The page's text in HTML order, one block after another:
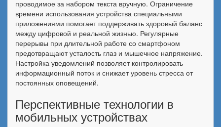
проводимое за набором текста вручную. Ограничение
времени использования устройства специальными
приложениями помогает поддерживать здоровый баланс
между цифровой и реальной жизнью. Регулярные
перерывы при длительной работе со смартфоном
предотвращают усталость глаз и мышечное напряжение.
Настройка уведомлений позволяет контролировать
информационный поток и снижает уровень стресса от
постоянных оповещений.
Перспективные технологии в
мобильных устройствах